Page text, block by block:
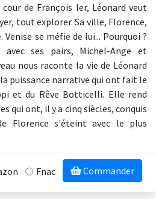
de François Ier, Léonard veut
tout explorer. Sa ville, Florence,
se méfie de lui... Pourquoi ?
ses pairs, Michel-Ange et
nous raconte la vie de Léonard
puissance narrative qui ont fait le
et du Rêve Botticelli. Elle rend
qui ont, il y a cinq siècles, conquis
Florence s'éteint avec le plus
Fnac Commander